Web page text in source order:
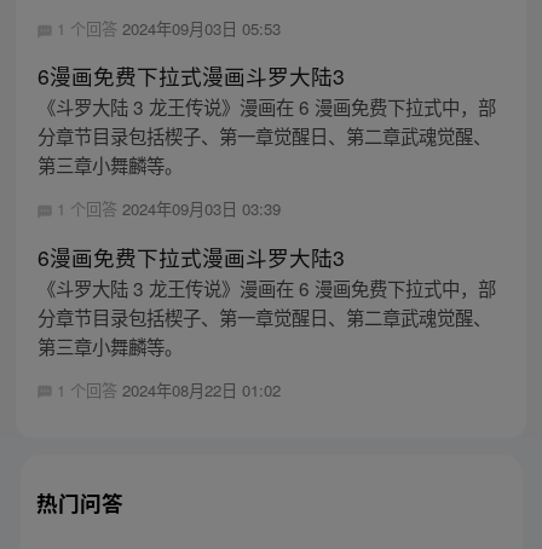
1 个回答 2024年09月03日 05:53
6漫画免费下拉式漫画斗罗大陆3
《斗罗大陆 3 龙王传说》漫画在 6 漫画免费下拉式中，部
分章节目录包括楔子、第一章觉醒日、第二章武魂觉醒、
第三章小舞麟等。
1 个回答 2024年09月03日 03:39
6漫画免费下拉式漫画斗罗大陆3
《斗罗大陆 3 龙王传说》漫画在 6 漫画免费下拉式中，部
分章节目录包括楔子、第一章觉醒日、第二章武魂觉醒、
第三章小舞麟等。
1 个回答 2024年08月22日 01:02
热门问答